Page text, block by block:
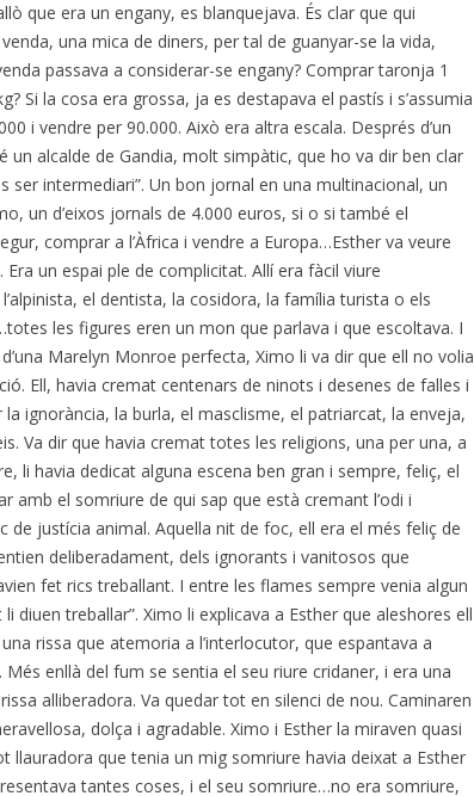
que era un engany, es blanquejava. És clar que qui
una mica de diners, per tal de guanyar-se la vida,
passava a considerar-se engany? Comprar taronja 1
Si la cosa era grossa, ja es destapava el pastís i s’assumia
i vendre per 90.000. Això era altra escala. Després d’un
un alcalde de Gandia, molt simpàtic, que ho va dir ben clar
ser intermediari”. Un bon jornal en una multinacional, un
un d’eixos jornals de 4.000 euros, si o si també el
comprar a l’Àfrica i vendre a Europa…Esther va veure
un espai ple de complicitat. Allí era fàcil viure
el dentista, la cosidora, la família turista o els
les figures eren un mon que parlava i que escoltava. I
Marelyn Monroe perfecta, Ximo li va dir que ell no volia
Ell, havia cremat centenars de ninots i desenes de falles i
ignorància, la burla, el masclisme, el patriarcat, la enveja,
Va dir que havia cremat totes les religions, una per una, a
li havia dedicat alguna escena ben gran i sempre, feliç, el
amb el somriure de qui sap que està cremant l’odi i
de justícia animal. Aquella nit de foc, ell era el més feliç de
deliberadament, dels ignorants i vanitosos que
fet rics treballant. I entre les flames sempre venia algun
diuen treballar”. Ximo li explicava a Esther que aleshores ell
rissa que atemoria a l’interlocutor, que espantava a
enllà del fum se sentia el seu riure cridaner, i era una
alliberadora. Va quedar tot en silenci de nou. Caminaren
dolça i agradable. Ximo i Esther la miraven quasi
llauradora que tenia un mig somriure havia deixat a Esther
tantes coses, i el seu somriure…no era somriure,